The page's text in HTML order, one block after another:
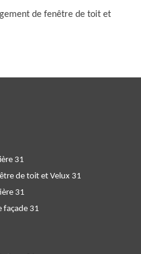
de fenêtre de toit et
31
de toit et Velux 31
31
façade 31